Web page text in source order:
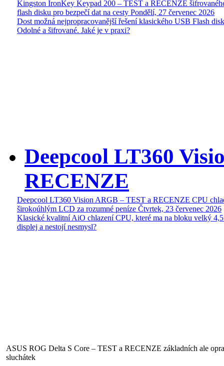
Kingston IronKey Keypad 200 – TEST a RECENZE
flash disku pro bezpečí dat na cesty Pondělí, 27 červenec 2026
Dost možná nejpropracovanější řešení klasického USB Flash
Odolné a šifrované. Jaké je v praxi?
Deepcool LT360
RECENZE
Deepcool LT360 Vision ARGB – TEST a RECENZE CPU
širokoúhlým LCD za rozumné peníze Čtvrtek, 23 červenec 2026
Klasické kvalitní AiO chlazení CPU, které ma na bloku velký
displej a nestojí nesmysl?
ASUS ROG Delta S Core – TEST a RECENZE základních ale
sluchátek